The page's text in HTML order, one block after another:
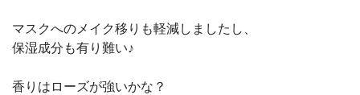
マスクへのメイク移りも軽減しましたし、
保湿成分も有り難い♪
香りはローズが強いかな？